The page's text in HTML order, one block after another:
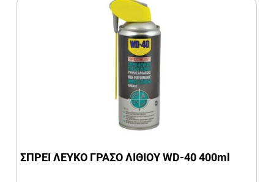
ΣΠΡΕΙ ΛΕΥΚΟ ΓΡΑΣΟ ΛΙΘΙΟΥ WD-40 400ml